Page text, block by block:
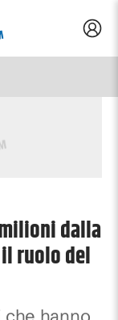
dalla
ruolo del